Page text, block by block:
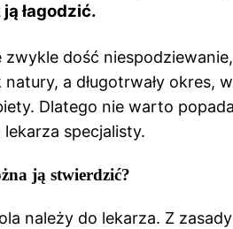
łagodzić.
zwykle dość
a długotrwały okres,
Dlatego nie warto
specjalisty.
ją stwierdzić?
należy do lekarza. Z